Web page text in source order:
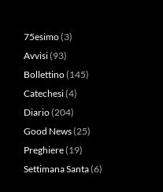
75esimo(3)
Avvisi(93)
Bollettino(145)
Catechesi(4)
Diario(204)
Good News(25)
Preghiere(19)
Settimana Santa(6)